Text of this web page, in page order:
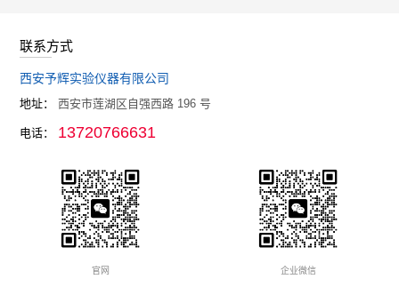
联系方式
西安予辉实验仪器有限公司
地址： 西安市莲湖区自强西路 196 号
电话： 13720766631
官网 企业微信